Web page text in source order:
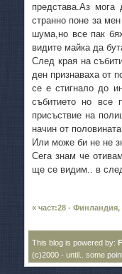
представа.Аз
странно поне за
шума,но все пак
видите майка да
След края на
ден признаваха от
се е стигнало до
събитието но все
присъствие на
начин от
Или може би не не
Сега знам че
ще се видим.. в
« част:28 -
This blog is powered by:
(c)2000 - until.. some